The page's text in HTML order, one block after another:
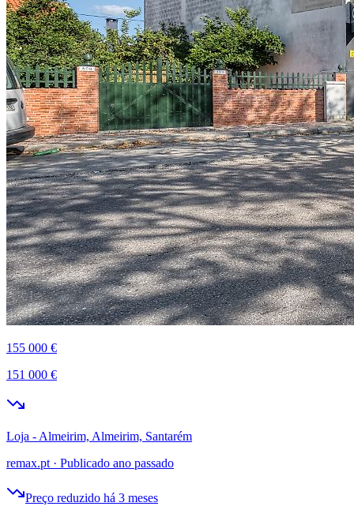
155 000 €
151 000 €
Loja - Almeirim, Almeirim, Santarém
remax.pt · Publicado ano passado
Preço reduzido há 3 meses